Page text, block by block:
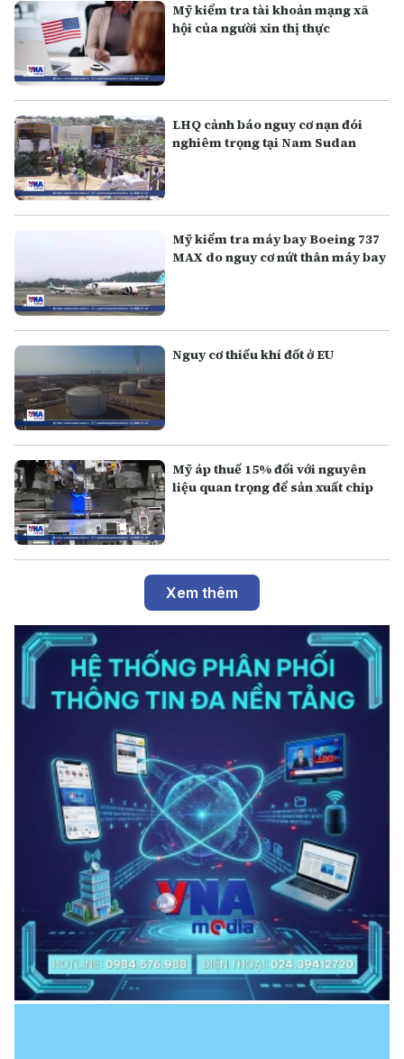
Mỹ kiểm tra tài khoản mạng xã
hội của người xin thị thực
LHQ cảnh báo nguy cơ nạn đói
nghiêm trọng tại Nam Sudan
Mỹ kiểm tra máy bay Boeing 737
MAX do nguy cơ nứt thân máy bay
Nguy cơ thiếu khí đốt ở EU
Mỹ áp thuế 15% đối với nguyên
liệu quan trọng để sản xuất chip
Xem thêm